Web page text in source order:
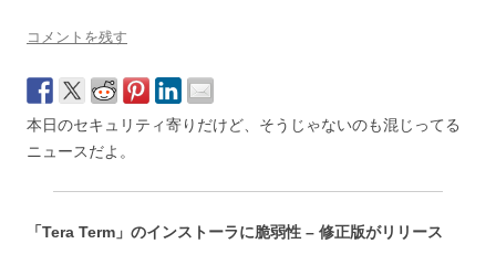
コメントを残す
本日のセキュリティ寄りだけど、そうじゃないのも混じってる
ニュースだよ。
「Tera Term」のインストーラに脆弱性 – 修正版がリリース